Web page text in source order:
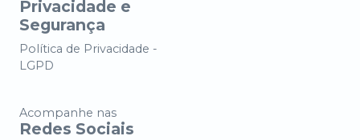
Privacidade e
Segurança
Política de Privacidade -
LGPD
Acompanhe nas
Redes Sociais